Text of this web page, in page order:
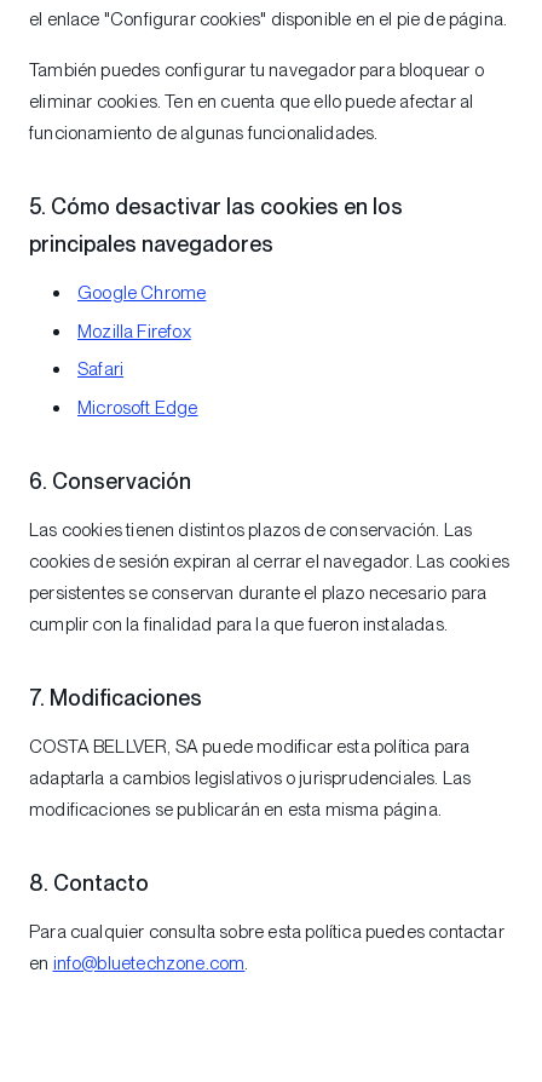
el enlace "Configurar cookies" disponible en el pie de página.
También puedes configurar tu navegador para bloquear o
eliminar cookies. Ten en cuenta que ello puede afectar al
funcionamiento de algunas funcionalidades.
5. Cómo desactivar las cookies en los
principales navegadores
Google Chrome
Mozilla Firefox
Safari
Microsoft Edge
6. Conservación
Las cookies tienen distintos plazos de conservación. Las
cookies de sesión expiran al cerrar el navegador. Las cookies
persistentes se conservan durante el plazo necesario para
cumplir con la finalidad para la que fueron instaladas.
7. Modificaciones
COSTA BELLVER, SA puede modificar esta política para
adaptarla a cambios legislativos o jurisprudenciales. Las
modificaciones se publicarán en esta misma página.
8. Contacto
Para cualquier consulta sobre esta política puedes contactar
en info@bluetechzone.com.